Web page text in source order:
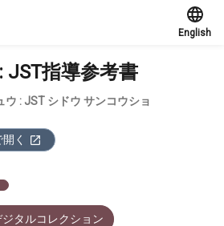
English
JST指導参考書
ウ : JST シドウ サンコウショ
く
タルコレクション